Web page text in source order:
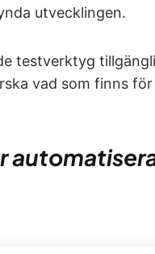
utvecklingen.
testverktyg
vad som finns